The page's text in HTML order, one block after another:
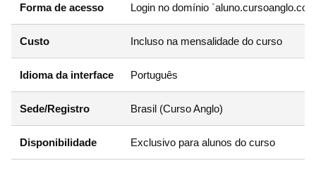
Forma de acesso Login no domínio
Custo Incluso na mensalidade do curso
Idioma da interface Português
Sede/Registro Brasil (Curso Anglo)
Disponibilidade Exclusivo para alunos do curso